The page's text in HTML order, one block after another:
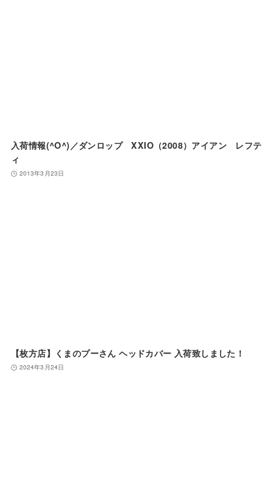
入荷情報(^O^)／ダンロップ XXIO（2008）アイアン レフテ
ィ
2013年3月23日
【枚方店】くまのプーさん ヘッドカバー 入荷致しました！
2024年3月24日